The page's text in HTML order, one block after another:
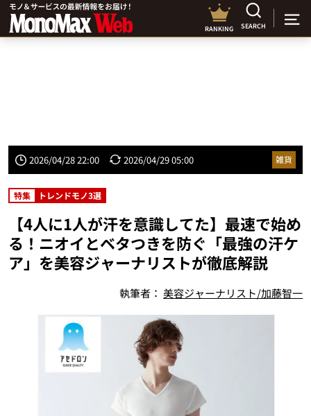
RANKING SEARCH
2026/04/28 22:00 2026/04/29 05:00 雑貨
特集 トレンドモノ3選
【4人に1人が汗を意識してた】最速で始め
る！ニオイとベタつきを防ぐ「最強の汗ケ
ア」を美容ジャーナリストが徹底解説
執筆者：美容ジャーナリスト/加藤智一